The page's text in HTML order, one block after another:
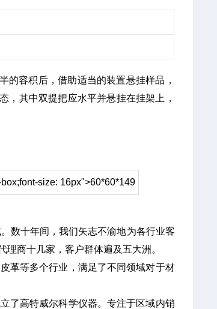
的容积后，借助适当的装置悬挂样品，
，其中双提把应水平并悬挂在挂架上，
size: 16px">60*60*149
数十年间，我们矢志不渝地为各行业客
商十几家，客户群体遍及五大洲。
革等多个行业，满足了不同领域对于材
了高特威尔科学仪器。专注于区域内销